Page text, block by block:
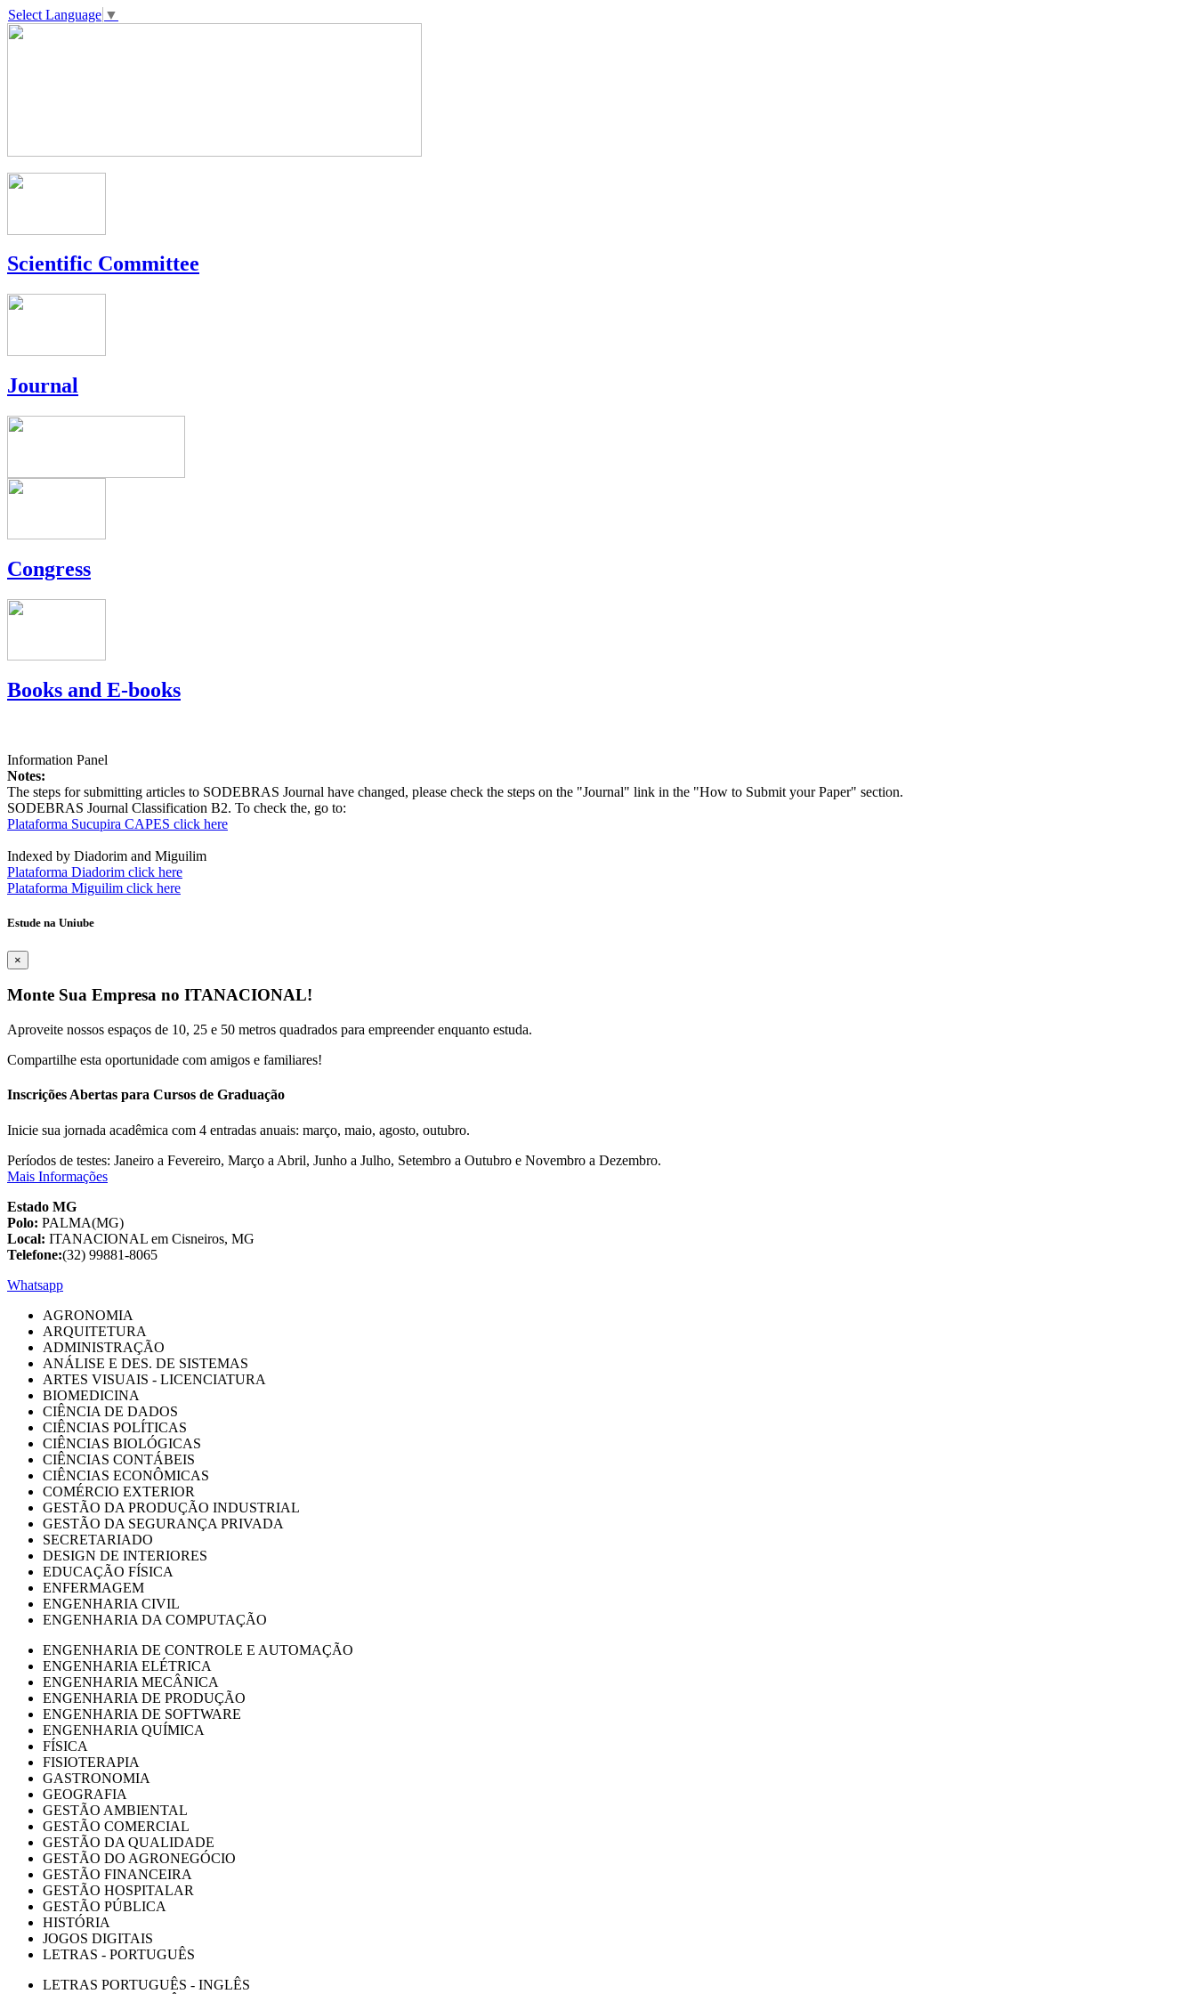
Select Language ▼
Scientific Committee
Journal
Congress
Books and E-books
Information Panel
Notes:
The steps for submitting articles to SODEBRAS Journal have changed, please check the steps on the "Journal" link in the "How to Submit your Paper" section.
SODEBRAS Journal Classification B2. To check the, go to:
Plataforma Sucupira CAPES click here
Indexed by Diadorim and Miguilim
Plataforma Diadorim click here
Plataforma Miguilim click here
Estude na Uniube
×
Monte Sua Empresa no ITANACIONAL!
Aproveite nossos espaços de 10, 25 e 50 metros quadrados para empreender enquanto estuda.
Compartilhe esta oportunidade com amigos e familiares!
Inscrições Abertas para Cursos de Graduação
Inicie sua jornada acadêmica com 4 entradas anuais: março, maio, agosto, outubro.
Períodos de testes: Janeiro a Fevereiro, Março a Abril, Junho a Julho, Setembro a Outubro e Novembro a Dezembro.
Mais Informações
Estado MG
Polo: PALMA(MG)
Local: ITANACIONAL em Cisneiros, MG
Telefone:(32) 99881-8065
Whatsapp
AGRONOMIA
ARQUITETURA
ADMINISTRAÇÃO
ANÁLISE E DES. DE SISTEMAS
ARTES VISUAIS - LICENCIATURA
BIOMEDICINA
CIÊNCIA DE DADOS
CIÊNCIAS POLÍTICAS
CIÊNCIAS BIOLÓGICAS
CIÊNCIAS CONTÁBEIS
CIÊNCIAS ECONÔMICAS
COMÉRCIO EXTERIOR
GESTÃO DA PRODUÇÃO INDUSTRIAL
GESTÃO DA SEGURANÇA PRIVADA
SECRETARIADO
DESIGN DE INTERIORES
EDUCAÇÃO FÍSICA
ENFERMAGEM
ENGENHARIA CIVIL
ENGENHARIA DA COMPUTAÇÃO
ENGENHARIA DE CONTROLE E AUTOMAÇÃO
ENGENHARIA ELÉTRICA
ENGENHARIA MECÂNICA
ENGENHARIA DE PRODUÇÃO
ENGENHARIA DE SOFTWARE
ENGENHARIA QUÍMICA
FÍSICA
FISIOTERAPIA
GASTRONOMIA
GEOGRAFIA
GESTÃO AMBIENTAL
GESTÃO COMERCIAL
GESTÃO DA QUALIDADE
GESTÃO DO AGRONEGÓCIO
GESTÃO FINANCEIRA
GESTÃO HOSPITALAR
GESTÃO PÚBLICA
HISTÓRIA
JOGOS DIGITAIS
LETRAS - PORTUGUÊS
LETRAS PORTUGUÊS - INGLÊS